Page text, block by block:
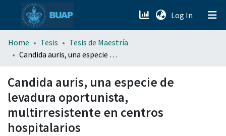
Log In (current)
menu.section.about_menu
Home Tesis
Tesis de Maestría
Candida auris, una especie de levadura oportunista, multirresistente en centros hospitalarios
Candida auris, una especie de
levadura oportunista,
multirresistente en centros
hospitalarios